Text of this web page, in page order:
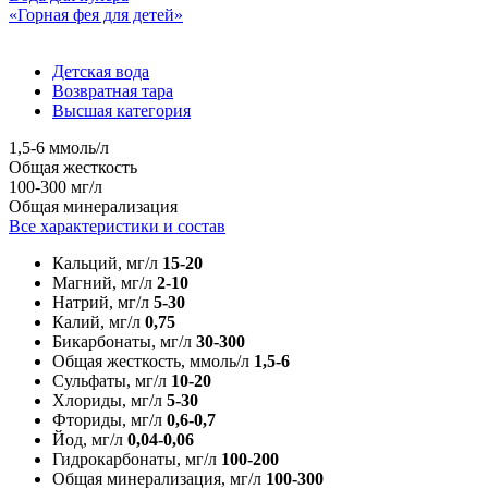
«Горная фея для детей»
Детская вода
Возвратная тара
Высшая категория
1,5-6 ммоль/л
Общая жесткость
100-300 мг/л
Общая минерализация
Все характеристики и состав
Кальций, мг/л 15-20
Магний, мг/л 2-10
Натрий, мг/л 5-30
Калий, мг/л 0,75
Бикарбонаты, мг/л 30-300
Общая жесткость, ммоль/л 1,5-6
Сульфаты, мг/л 10-20
Хлориды, мг/л 5-30
Фториды, мг/л 0,6-0,7
Йод, мг/л 0,04-0,06
Гидрокарбонаты, мг/л 100-200
Общая минерализация, мг/л 100-300